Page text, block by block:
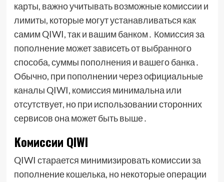
карты, важно учитывать возможные комиссии и
лимиты, которые могут устанавливаться как
самим QIWI, так и вашим банком․ Комиссия за
пополнение может зависеть от выбранного
способа, суммы пополнения и вашего банка․
Обычно, при пополнении через официальные
каналы QIWI, комиссия минимальна или
отсутствует, но при использовании сторонних
сервисов она может быть выше․
Комиссии QIWI
QIWI старается минимизировать комиссии за
пополнение кошелька, но некоторые операции